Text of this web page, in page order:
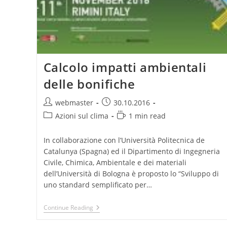
Calcolo impatti ambientali
delle bonifiche
Post
author:
webmaster
Post
published:
30.10.2016
PostAzioni sul clima
Reading
1 min read
In collaborazione con l’Università Politecnica de
Catalunya (Spagna) ed il Dipartimento di Ingegneria
Civile, Chimica, Ambientale e dei materiali
dell’Università di Bologna è proposto lo “Sviluppo di
uno standard semplificato per…
Continue ReadingCalcolo
Impatti